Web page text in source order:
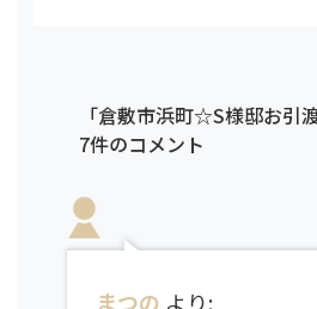
「倉敷市浜町☆S様邸お引
7件のコメント
まつの より: